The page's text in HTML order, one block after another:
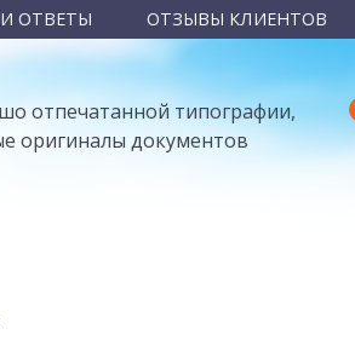
ОТВЕТЫ ОТЗЫВЫ КЛИЕНТОВ
отпечатанной типографии,
оригиналы документов